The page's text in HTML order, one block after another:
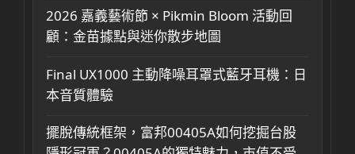
2026 嘉義藝術節 × Pikmin Bloom 活動回
顧：金苗據點與迷你散步地圖
Final UX1000 主動降噪耳罩式藍牙耳機：日
本音質體驗
擺脫傳統框架，富邦00405A如何挖掘台股